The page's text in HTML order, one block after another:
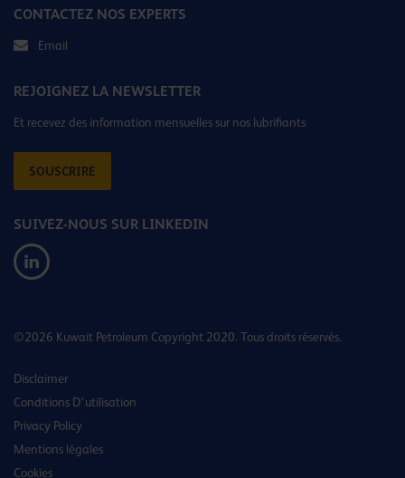
CONTACTEZ NOS EXPERTS
Email
REJOIGNEZ LA NEWSLETTER
Et recevez des information mensuelles sur nos lubrifiants
SOUSCRIRE
SUIVEZ-NOUS SUR LINKEDIN
©2026 Kuwait Petroleum Copyright 2020. Tous droits réservés.
Disclaimer
Conditions D’utilisation
Privacy Policy
Mentions légales
Cookies